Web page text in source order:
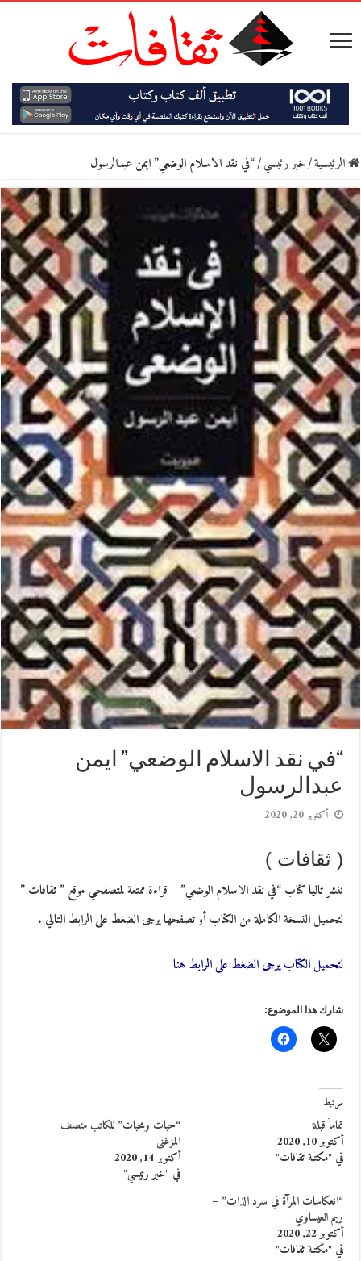
الرئيسية/خبر رئيسي/“في نقد الاسلام الوضعي” ايمن عبدالرسول
“في نقد الاسلام الوضعي” ايمن
عبدالرسول
أكتوبر 20, 2020
( ثقافات )
ننشر تاليا كتاب “في نقد الاسلام الوضعي” قراءة ممتعة لمتصفحي موقع ” ثقافات ”
لتحميل النسخة الكاملة من الكتاب أو تصفحها يرجى الضغط على الرابط التالي .
لتحميل الكتاب يرجى الضغط على الرابط هنا
شارك هذا الموضوع:
مرتبط
تماماً قبلة
أكتوبر 10, 2020
في "مكتبة ثقافات"
“حبات ومحبات” للكاتب منصف
المزغني
أكتوبر 14, 2020
في "خبر رئيسي"
“انعكاسات المرآة في سرد الذات” –
ريم العيساوي
أكتوبر 22, 2020
في "مكتبة ثقافات"